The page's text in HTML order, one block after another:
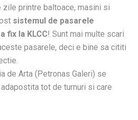
printre baltoace, masini si
sistemul de pasarele
fix la KLCC! Sunt mai multe scari
pasarele, deci e bine sa cititi
de Arta (Petronas Galeri) se
tot de turnuri si care